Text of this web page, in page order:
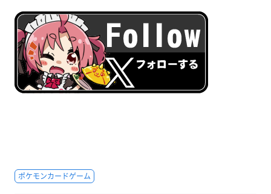
ポケモンカードゲーム